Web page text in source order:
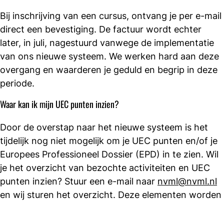
Bij inschrijving van een cursus, ontvang je per e-mail
direct een bevestiging. De factuur wordt echter
later, in juli, nagestuurd vanwege de implementatie
van ons nieuwe systeem. We werken hard aan deze
overgang en waarderen je geduld en begrip in deze
periode.
Waar kan ik mijn UEC punten inzien?
Door de overstap naar het nieuwe systeem is het
tijdelijk nog niet mogelijk om je UEC punten en/of je
Europees Professioneel Dossier (EPD) in te zien. Wil
je het overzicht van bezochte activiteiten en UEC
punten inzien? Stuur een e-mail naar nvml@nvml.nl
en wij sturen het overzicht. Deze elementen worden